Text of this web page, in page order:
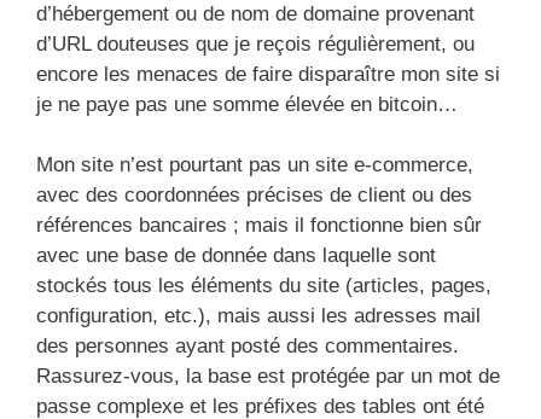
d’hébergement ou de nom de domaine provenant
d’URL douteuses que je reçois régulièrement, ou
encore les menaces de faire disparaître mon site si
je ne paye pas une somme élevée en bitcoin…
Mon site n’est pourtant pas un site e-commerce,
avec des coordonnées précises de client ou des
références bancaires ; mais il fonctionne bien sûr
avec une base de donnée dans laquelle sont
stockés tous les éléments du site (articles, pages,
configuration, etc.), mais aussi les adresses mail
des personnes ayant posté des commentaires.
Rassurez-vous, la base est protégée par un mot de
passe complexe et les préfixes des tables ont été